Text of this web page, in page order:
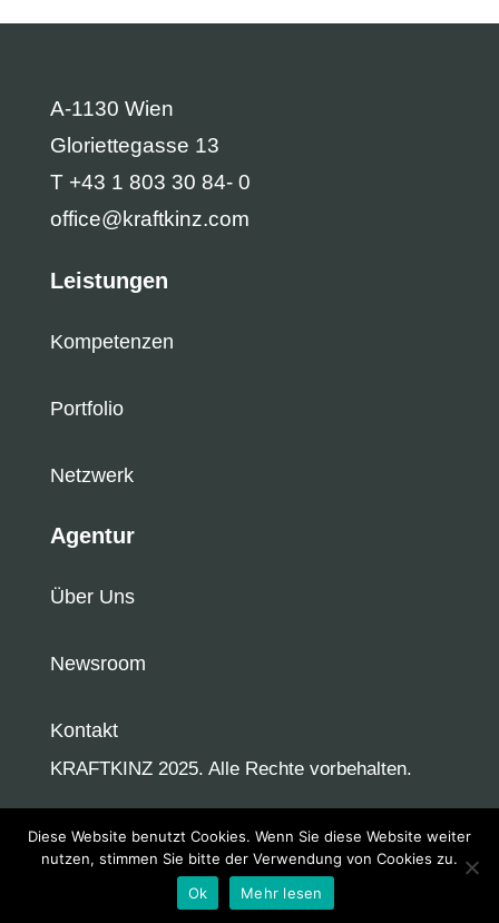
A-1130 Wien
Gloriettegasse 13
T +43 1 803 30 84- 0
office@kraftkinz.com
Leistungen
Kompetenzen
Portfolio
Netzwerk
Agentur
Über Uns
Newsroom
Kontakt
KRAFTKINZ 2025. Alle Rechte vorbehalten.
AGB Datenschutzerklärung
Diese Website benutzt Cookies. Wenn Sie diese Website weiter
nutzen, stimmen Sie bitte der Verwendung von Cookies zu.
Ok
Mehr lesen